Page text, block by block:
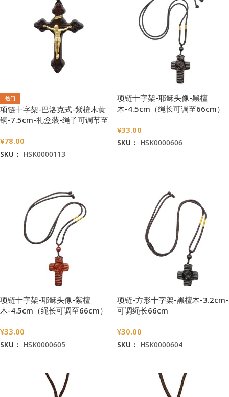
热门
项链十字架-巴洛克式-紫檀木黄
铜-7.5cm-礼盒装-绳子可调节至
¥78.00
SKU： HSK0000113
项链十字架-耶稣头像-黑檀
木-4.5cm（绳长可调至66cm）
¥33.00
SKU： HSK0000606
项链十字架-耶稣头像-紫檀
木-4.5cm（绳长可调至66cm）
¥33.00
SKU： HSK0000605
项链-方形十字架-黑檀木-3.2cm-
可调绳长66cm
¥30.00
SKU： HSK0000604